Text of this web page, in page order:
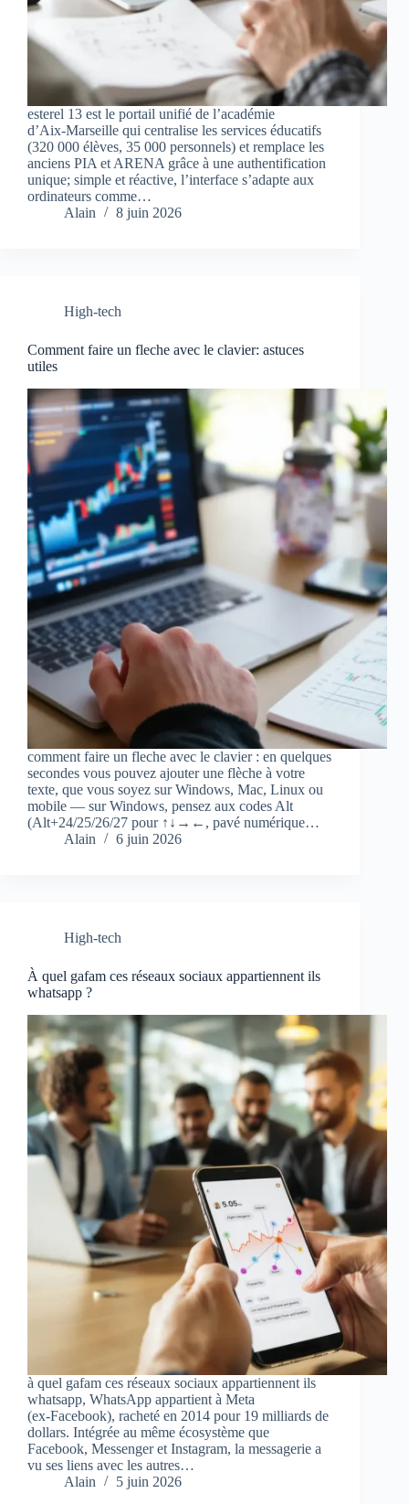
esterel 13 est le portail unifié de l’académie
d’Aix‑Marseille qui centralise les services éducatifs
(320 000 élèves, 35 000 personnels) et remplace les
anciens PIA et ARENA grâce à une authentification
unique; simple et réactive, l’interface s’adapte aux
ordinateurs comme…
Alain
8 juin 2026
High-tech
Comment faire un fleche avec le clavier: astuces
utiles
comment faire un fleche avec le clavier : en quelques
secondes vous pouvez ajouter une flèche à votre
texte, que vous soyez sur Windows, Mac, Linux ou
mobile — sur Windows, pensez aux codes Alt
(Alt+24/25/26/27 pour ↑↓→←, pavé numérique…
Alain
6 juin 2026
High-tech
À quel gafam ces réseaux sociaux appartiennent ils
whatsapp ?
à quel gafam ces réseaux sociaux appartiennent ils
whatsapp, WhatsApp appartient à Meta
(ex‑Facebook), racheté en 2014 pour 19 milliards de
dollars. Intégrée au même écosystème que
Facebook, Messenger et Instagram, la messagerie a
vu ses liens avec les autres…
Alain
5 juin 2026